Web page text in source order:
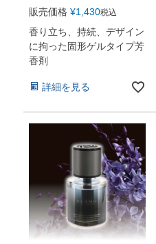
販売価格 ¥1,430税込
香り立ち、持続、デザイン
に拘った固形ゲルタイプ芳
香剤
詳細を見る